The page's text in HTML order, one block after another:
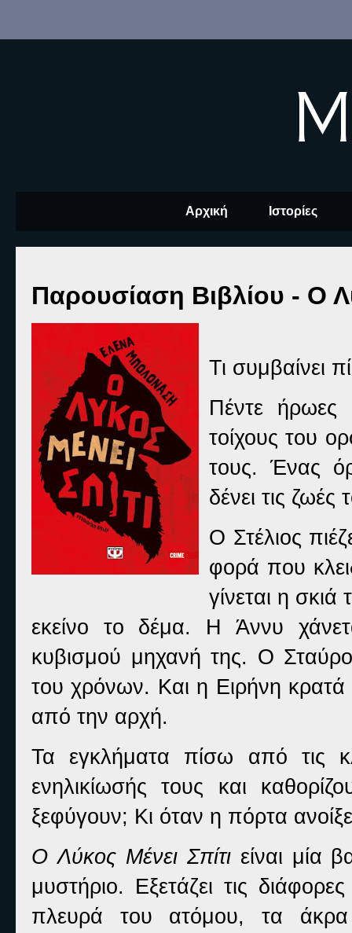
Αρχική Ιστορίες
Παρουσίαση Βιβλίου - Ο
Τι συμβαίνει
Πέντε
τοίχους του
τους. Ένας
δένει τις
Ο Στέλιος
φορά που
γίνεται η
εκείνο το δέμα. Η Άννυ
κυβισμού μηχανή της. Ο
του χρόνων. Και η Ειρήνη κρατά
από την αρχή.
Τα εγκλήματα πίσω από τις
ενηλικίωσής τους και
ξεφύγουν; Κι όταν η πόρτα
Ο Λύκος Μένει Σπίτιείναι μία
μυστήριο. Εξετάζει τις
πλευρά του ατόμου, τα